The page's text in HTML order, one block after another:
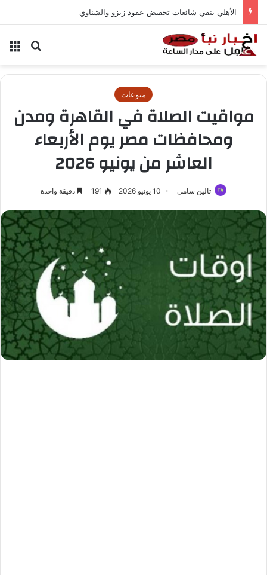
الأهلي ينفي شائعات تخفيض عقود زيزو والشناوي
بحث
منوعات
مواقيت الصلاة في القاهرة ومدن
ومحافظات مصر يوم الأربعاء
العاشر من يونيو 2026
تالين سامي 10 يونيو 2026 191 دقيقة واحدة